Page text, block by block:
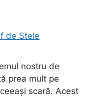
de Stele
nostru de
prea mult pe
scară. Acest